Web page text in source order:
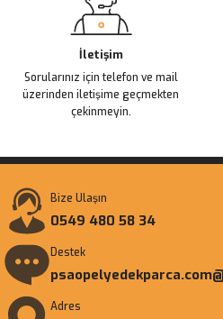
İletişim
Sorularınız için telefon ve mail
üzerinden iletişime geçmekten
çekinmeyin.
Bize Ulaşın
0549 480 58 34
Destek
Adres